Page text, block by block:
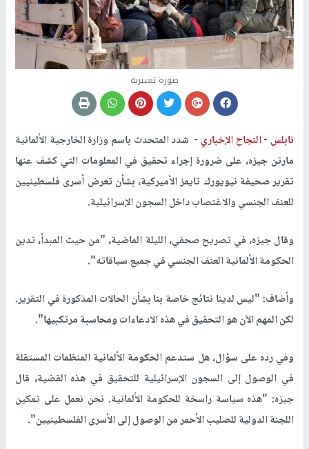
صورة تعبيرية
نابلس -النجاح الإخباري - شدد المتحدث باسم وزارة الخارجية الألمانية
مارتن جيزه، على ضرورة إجراء تحقيق في المعلومات التي كشف عنها
تقرير صحيفة نيويورك تايمز الأميركية، بشأن تعرض أسرى فلسطينيين
للعنف الجنسي والاغتصاب داخل السجون الإسرائيلية.
وقال جيزه، في تصريح صحفي، الليلة الماضية، "من حيث المبدأ، تدين
الحكومة الألمانية العنف الجنسي في جميع سياقاته".
وأضاف: "ليس لدينا نتائج خاصة بنا بشأن الحالات المذكورة في التقرير.
لكن المهم الآن هو التحقيق في هذه الادعاءات ومحاسبة مرتكبيها".
وفي رده على سؤال، هل ستدعم الحكومة الألمانية المنظمات المستقلة
في الوصول إلى السجون الإسرائيلية للتحقيق في هذه القضية، قال
جيزه: "هذه سياسة راسخة للحكومة الألمانية. نحن نعمل على تمكين
اللجنة الدولية للصليب الأحمر من الوصول إلى الأسرى الفلسطينيين".